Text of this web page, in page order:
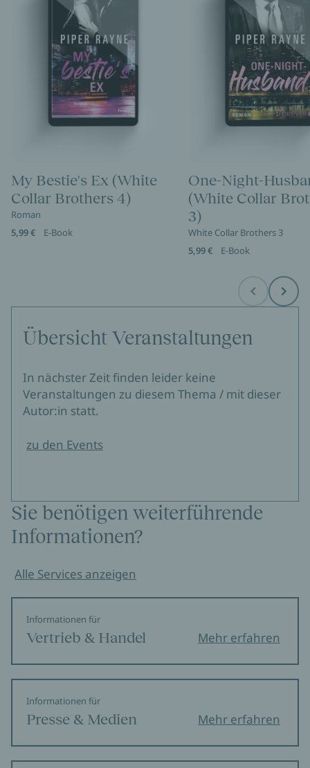
My Bestie's Ex (White
Collar Brothers 4)
Roman
5,99 €
E-Book
One-Night-
(White Collar
3)
White Collar Brothers 3
5,99 €
E-Book
Before Next
Übersicht Veranstaltungen
In nächster Zeit finden leider keine
Veranstaltungen zu diesem Thema / mit dieser
Autor:in statt.
zu den Events
Sie benötigen weiterführende
Informationen?
Alle Services anzeigen
Informationen für
Vertrieb & Handel Mehr erfahren
Informationen für
Presse & Medien Mehr erfahren